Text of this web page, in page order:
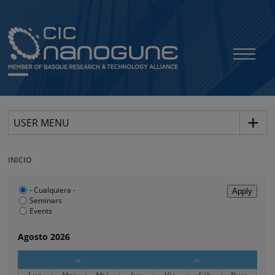
USER MENU
INICIO
Agosto 2026
‹‹ ››
- Cualquiera -
Seminars
Events